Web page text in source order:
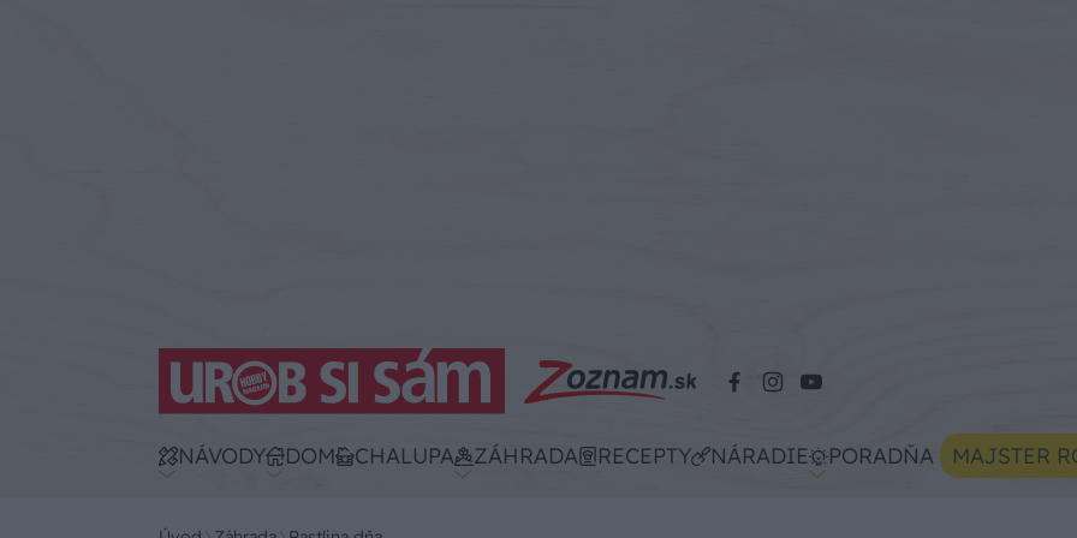
NÁVODY DOM CHALUPA ZÁHRADA RECEPTY NÁRADIE PORADŇA MAJSTER